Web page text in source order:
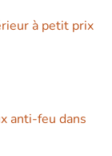
à petit prix
anti-feu dans